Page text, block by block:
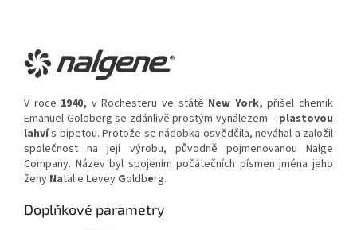
V roce 1940, v Rochesteru ve státě New York, přišel chemik
Emanuel Goldberg se zdánlivě prostým vynálezem – plastovou
lahvís pipetou. Protože se nádobka osvědčila, neváhal a založil
společnost na její výrobu, původně pojmenovanou Nalge
Company. Název byl spojením počátečních písmen jména jeho
ženy Natalie Levey Goldberg.
Doplňkové parametry